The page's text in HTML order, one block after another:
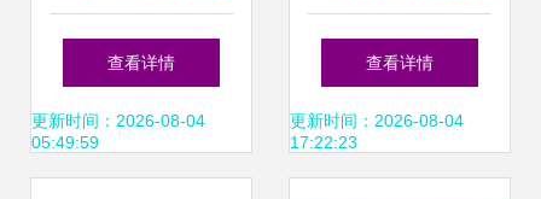
价与采购指南 药品
终端网供应分析
查看详情
更新时间：2026-08-04
05:49:59
价格、厂家供应与
采购指南
查看详情
更新时间：2026-08-04
17:22:23